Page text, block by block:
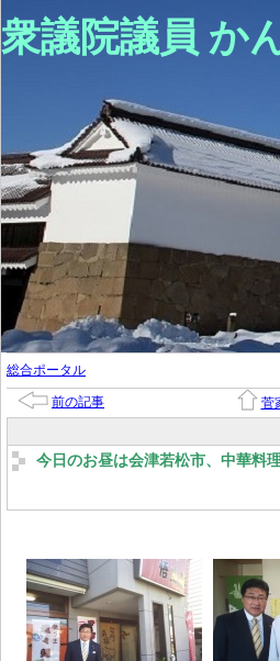
衆議院議員 か
総合ポータル
前の記事 菅
今日のお昼は会津若松市、中華料